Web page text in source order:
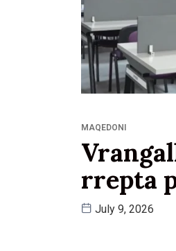
MAQEDONI
rrepta
July 9, 2026